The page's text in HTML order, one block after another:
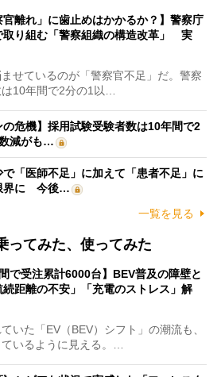
官離れ」に歯止めはかかるか？】警察庁
取り組む「警察組織の構造改革」 実
せているのが「警察官不足」だ。警察
10年間で2分の1以…
の危機】採用試験受験者数は10年間で2
減がも…
で「医師不足」に加えて「患者不足」に
界に 今後…
一覧を見る
ってみた、使ってみた
間で受注累計6000台】BEV普及の障壁と
続距離の不安」「充電のストレス」解
いた「EV（BEV）シフト」の潮流も、
いるように見える。…